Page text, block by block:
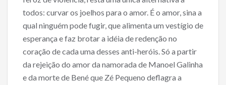
todos: curvar os joelhos para o amor. É o amor, sina a
qual ninguém pode fugir, que alimenta um vestígio de
esperança e faz brotar a idéia de redenção no
coração de cada uma desses anti-heróis. Só a partir
da rejeição do amor da namorada de Manoel Galinha
e da morte de Bené que Zé Pequeno deflagra a